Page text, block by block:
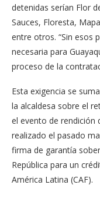
detenidas serían Flor
Sauces, Floresta,
entre otros. “Sin esos
necesaria para
proceso de la
Esta exigencia se
la alcaldesa sobre el
el evento de rendición
realizado el pasado
firma de garantía
República para un
América Latina (CAF).